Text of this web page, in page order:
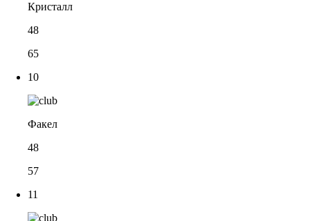
Кристалл
48
65
10
Факел
48
57
11